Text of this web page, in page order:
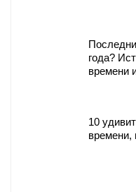
года?
времени
10
времени,